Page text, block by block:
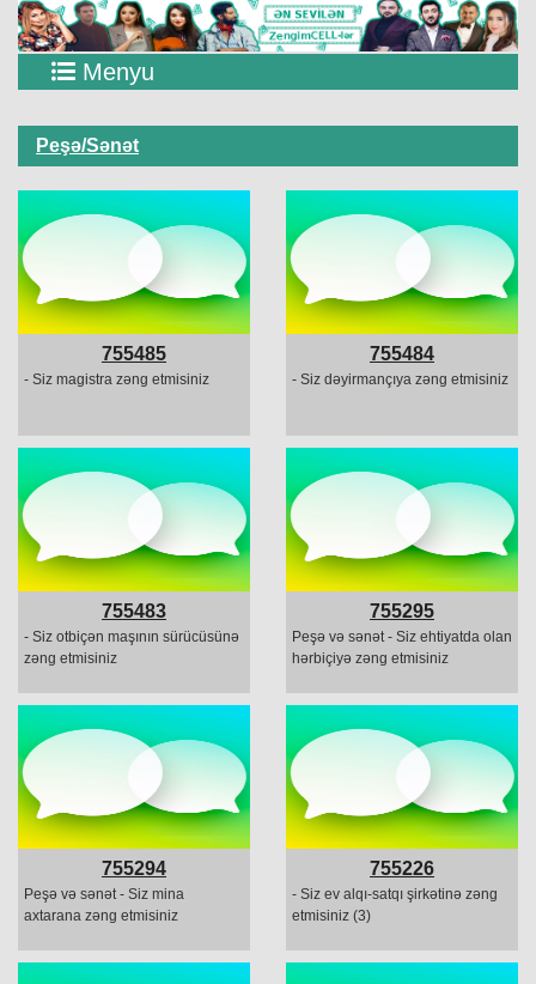
Menyu
Peşə/Sənət
755485
- Siz magistra zəng etmisiniz
755484
- Siz dəyirmançıya zəng etmisiniz
755483
- Siz otbiçən maşının sürücüsünə
zəng etmisiniz
755295
Peşə və sənət - Siz ehtiyatda olan
hərbiçiyə zəng etmisiniz
755294
Peşə və sənət - Siz mina
axtarana zəng etmisiniz
755226
- Siz ev alqı-satqı şirkətinə zəng
etmisiniz (3)